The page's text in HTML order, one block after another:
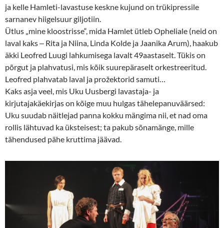
ja kelle Hamleti-lavastuse keskne kujund on trükipressile
sarnanev hiigelsuur giljotiin.
Ütlus „mine kloostrisse“, mida Hamlet ütleb Opheliale (neid on
laval kaks ‒ Rita ja Niina, Linda Kolde ja Jaanika Arum), haakub
äkki Leofred Luugi lahkumisega lavalt 49aastaselt. Tükis on
põrgut ja plahvatusi, mis kõik suurepäraselt orkestreeritud.
Leofred plahvatab laval ja prožektorid samuti…
Kaks asja veel, mis Uku Uusbergi lavastaja- ja
kirjutajakäekirjas on kõige muu hulgas tähelepanuväärsed:
Uku suudab näitlejad panna kokku mängima nii, et nad oma
rollis lähtuvad ka üksteisest; ta pakub sõnamänge, mille
tähendused pähe kruttima jäävad.